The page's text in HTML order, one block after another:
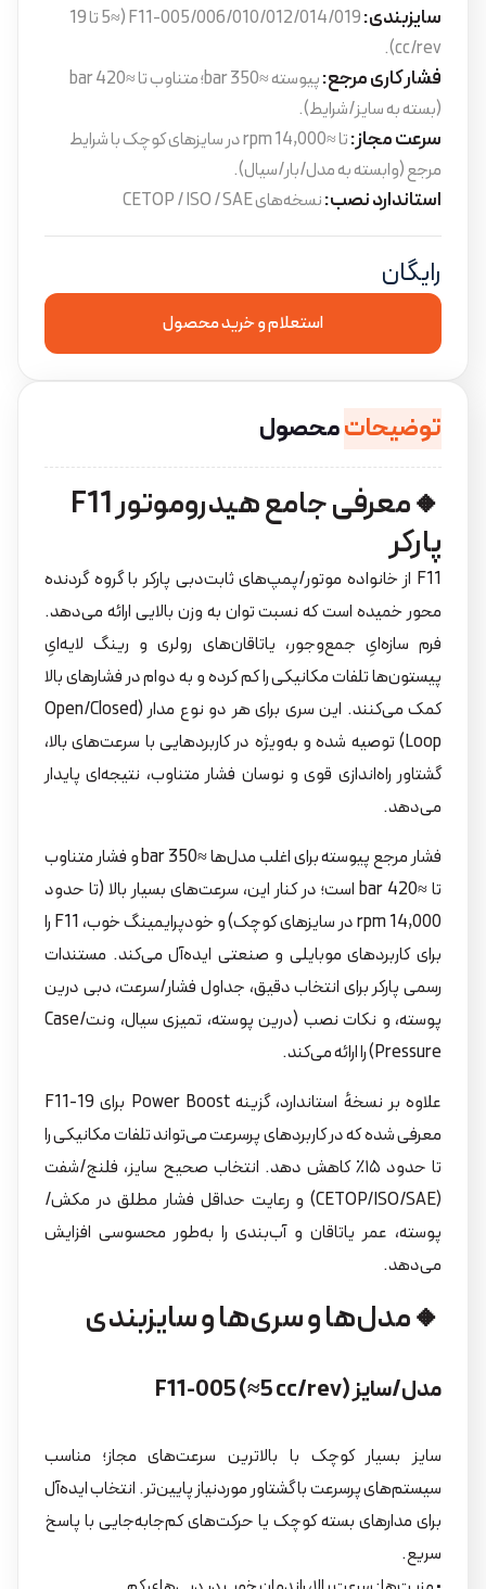
سایزبندی:
F11-005/006/010/012/014/019 (≈5 تا 19
cc/rev).
فشار کاری مرجع:
پیوسته ≈350 bar؛ متناوب تا ≈420 bar
(بسته به سایز/شرایط).
سرعت مجاز:
تا ≈14,000 rpm در سایزهای کوچک با شرایط
مرجع (وابسته به مدل/بار/سیال).
استاندارد نصب:نسخه‌های CETOP / ISO / SAE
رایگان
استعلام و خرید محصول
توضیحاتمحصول
🔸معرفی جامع هیدروموتور F11
پارکر
F11 از خانواده موتور/پمپ‌های ثابت‌دبی پارکر با گروه گردنده
محور خمیده است که نسبت توان به وزن بالایی ارائه می‌دهد.
فرم سازه‌ایِ جمع‌وجور، یاتاقان‌های رولری و رینگ لایه‌ایِ
پیستون‌ها تلفات مکانیکی را کم کرده و به دوام در فشارهای بالا
کمک می‌کنند. این سری برای هر دو نوع مدار (Open/Closed
Loop) توصیه شده و به‌ویژه در کاربردهایی با سرعت‌های بالا،
گشتاور راه‌اندازی قوی و نوسان فشار متناوب، نتیجه‌ای پایدار
می‌دهد.
فشار مرجع پیوسته برای اغلب مدل‌ها ≈350 bar و فشار متناوب
تا ≈420 bar است؛ در کنار این، سرعت‌های بسیار بالا (تا حدود
14,000 rpm در سایزهای کوچک) و خودپرایمینگ خوب، F11 را
برای کاربردهای موبایلی و صنعتی ایده‌آل می‌کند. مستندات
رسمی پارکر برای انتخاب دقیق، جداول فشار/سرعت، دبی درین
پوسته، و نکات نصب (درین پوسته، تمیزی سیال، ونت/Case
Pressure) را ارائه می‌کند.
علاوه بر نسخهٔ استاندارد، گزینه Power Boost برای F11-19
معرفی شده که در کاربردهای پرسرعت می‌تواند تلفات مکانیکی را
تا حدود ۱۵٪ کاهش دهد. انتخاب صحیح سایز، فلنج/شفت
(CETOP/ISO/SAE) و رعایت حداقل فشار مطلق در مکش/
پوسته، عمر یاتاقان و آب‌بندی را به‌طور محسوسی افزایش
می‌دهد.
🔸مدل‌ها و سری‌ها و سایزبندی
مدل/سایز F11-005 (≈5 cc/rev)
سایز بسیار کوچک با بالاترین سرعت‌های مجاز؛ مناسب
سیستم‌های پرسرعت با گشتاور موردنیاز پایین‌تر. انتخاب ایده‌آل
برای مدارهای بسته کوچک یا حرکت‌های کم‌جابه‌جایی با پاسخ
سریع.